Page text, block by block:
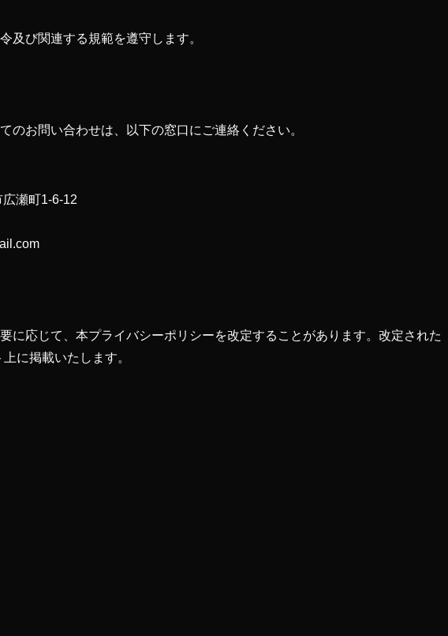
及び関連する規範を遵守します。
のお問い合わせは、以下の窓口にご連絡ください。
瀬町1-6-12
に応じて、本プライバシーポリシーを改定することがあります。改定された
に掲載いたします。